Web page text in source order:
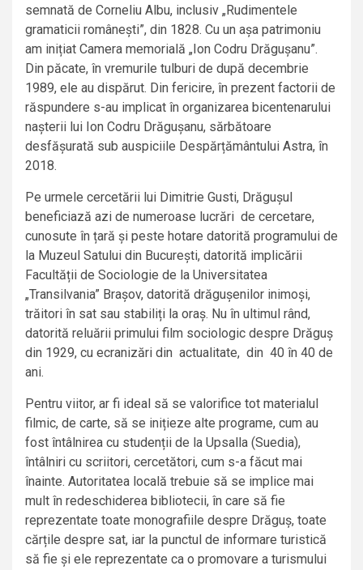
semnată de Corneliu Albu, inclusiv „Rudimentele
gramaticii românești”, din 1828. Cu un așa patrimoniu
am inițiat Camera memorială „Ion Codru Drăgușanu”.
Din păcate, în vremurile tulburi de după decembrie
1989, ele au dispărut. Din fericire, în prezent factorii de
răspundere s-au implicat în organizarea bicentenarului
nașterii lui Ion Codru Drăgușanu, sărbătoare
desfășurată sub auspiciile Despărțământului Astra, în
2018.
Pe urmele cercetării lui Dimitrie Gusti, Drăgușul
beneficiază azi de numeroase lucrări de cercetare,
cunosute în țară și peste hotare datorită programului de
la Muzeul Satului din București, datorită implicării
Facultății de Sociologie de la Universitatea
„Transilvania” Brașov, datorită drăgușenilor inimoși,
trăitori în sat sau stabiliți la oraș. Nu în ultimul rând,
datorită reluării primului film sociologic despre Drăguș
din 1929, cu ecranizări din actualitate, din 40 în 40 de
ani.
Pentru viitor, ar fi ideal să se valorifice tot materialul
filmic, de carte, să se inițieze alte programe, cum au
fost întâlnirea cu studenții de la Upsalla (Suedia),
întâlniri cu scriitori, cercetători, cum s-a făcut mai
înainte. Autoritatea locală trebuie să se implice mai
mult în redeschiderea bibliotecii, în care să fie
reprezentate toate monografiile despre Drăguș, toate
cărțile despre sat, iar la punctul de informare turistică
să fie și ele reprezentate ca o promovare a turismului